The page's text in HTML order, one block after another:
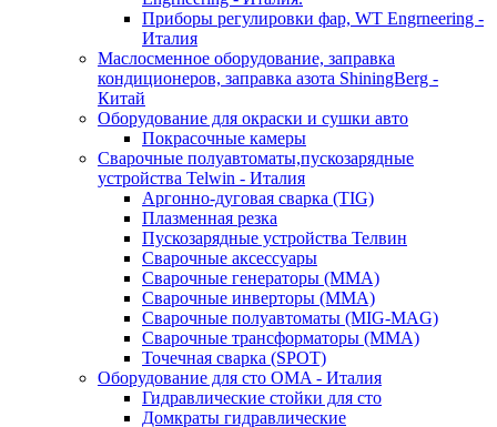
Приборы регулировки фар, WT Engrneering -
Италия
Маслосменное оборудование, заправка
кондиционеров, заправка азота ShiningBerg -
Китай
Оборудование для окраски и сушки авто
Покрасочные камеры
Сварочные полуавтоматы,пускозарядные
устройства Telwin - Италия
Аргонно-дуговая сварка (TIG)
Плазменная резка
Пускозарядные устройства Телвин
Сварочные аксессуары
Сварочные генераторы (MMA)
Сварочные инверторы (MMA)
Сварочные полуавтоматы (MIG-MAG)
Сварочные трансформаторы (MMA)
Точечная сварка (SPOT)
Оборудование для сто OMA - Италия
Гидравлические стойки для сто
Домкраты гидравлические